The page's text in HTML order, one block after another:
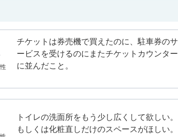
チケットは券売機で買えたのに、駐車券のサ
ービスを受けるのにまたチケットカウンター
に並んだこと。
トイレの洗面所をもう少し広くして欲しい。
もしくは化粧直しだけのスペースがほしい。